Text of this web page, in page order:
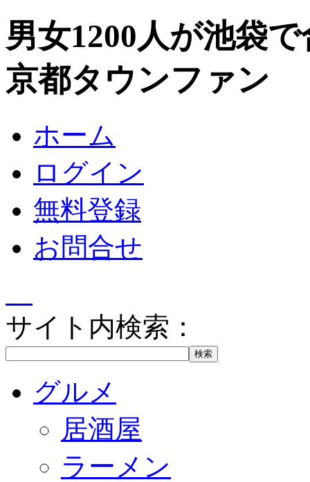
男女1200人が池袋
京都タウンファン
ホーム
ログイン
無料登録
お問合せ
サイト内検索：
グルメ
居酒屋
ラーメン